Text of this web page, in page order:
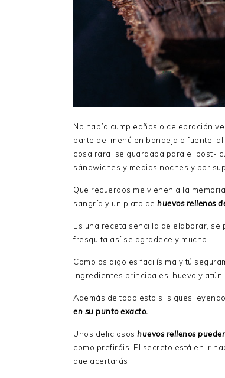
No había cumpleaños o celebración
parte del menú en bandeja o fuente,
cosa rara, se guardaba para el post-
sándwiches y medias noches y por
Que recuerdos me vienen a la
sangría y un plato de huevos rellenos
Es una receta sencilla de elaborar,
fresquita así se agradece y mucho.
Como os digo es facilísima y tú
ingredientes principales, huevo y
Además de todo esto si sigues
en su punto exacto.
Unos deliciosos huevos rellenos
como prefiráis. El secreto está en ir
que acertarás.